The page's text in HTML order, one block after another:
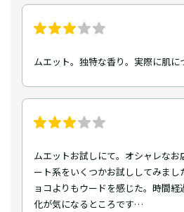
ムエット。独特な香り。実際に肌に
ムエットお試しにて。オシャレな
ート系をいくつかお試ししてみま
ョコよりもウードを感じた。時間
化が気になるところです…